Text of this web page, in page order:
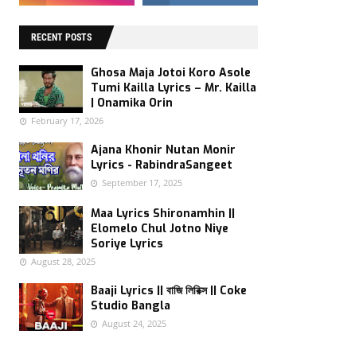
RECENT POSTS
Ghosa Maja Jotoi Koro Asole
Tumi Kailla Lyrics – Mr. Kailla
| Onamika Orin
February 17, 2026
Ajana Khonir Nutan Monir
Lyrics - RabindraSangeet
September 17, 2025
Maa Lyrics Shironamhin ||
Elomelo Chul Jotno Niye
Soriye Lyrics
August 28, 2025
Baaji Lyrics || বাজি লিরিক্স || Coke
Studio Bangla
August 24, 2025